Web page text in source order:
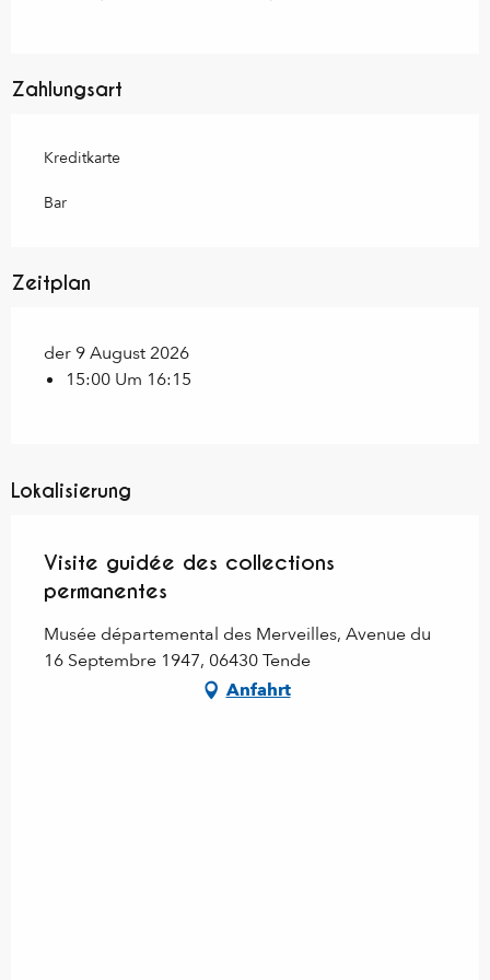
Zahlungsart
Kreditkarte
Bar
Zeitplan
der 9 August 2026
15:00 Um 16:15
Lokalisierung
Visite guidée des collections
permanentes
Musée départemental des Merveilles, Avenue du
16 Septembre 1947, 06430 Tende
Anfahrt